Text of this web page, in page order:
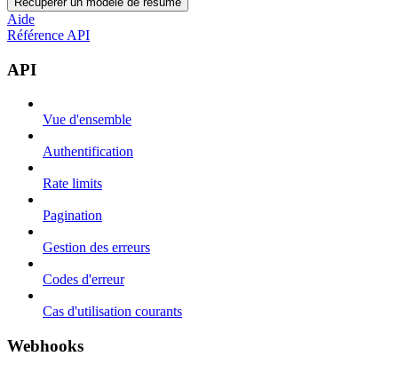
Aide
Référence API
API
Vue d'ensemble
Authentification
Rate limits
Pagination
Gestion des erreurs
Codes d'erreur
Cas d'utilisation courants
Webhooks